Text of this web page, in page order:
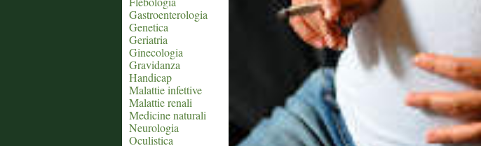
Gastroenterologia
Genetica
Geriatria
Ginecologia
Gravidanza
Handicap
Malattie infettive
Malattie renali
Medicine naturali
Neurologia
Oculistica